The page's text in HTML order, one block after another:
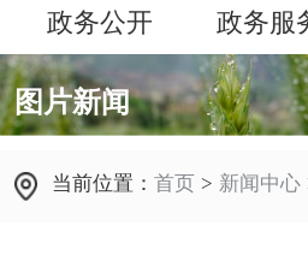
政务公开 政务服
图片新闻
当前位置：首页 > 新闻中心